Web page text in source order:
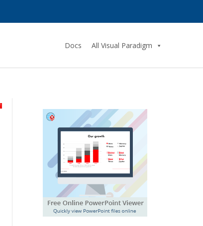
Docs All Visual Paradigm